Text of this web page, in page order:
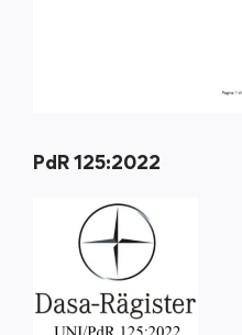
PdR 125:2022